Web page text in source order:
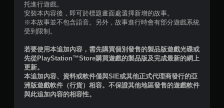
共
1
則
評
托進行遊戲。
安裝本內容後，即可於標題畫面處選擇新增的故事。
※本故事並不包含語音。另外，故事進行時會有部分遊戲系統
受到限制。
若要使用本追加內容，需先購買個別發售的製品版遊戲光碟或
先從PlayStation™Store購買遊戲的製品版及完成最新的網上
更新。
本追加內容、資料或軟件僅與SIE或其他正式代理商發行的亞
洲版遊戲軟件（行貨）相容。不保證其他地區發售的遊戲軟件
與此追加內容的相容性。